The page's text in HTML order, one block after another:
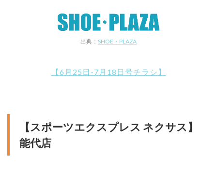
出典： SHOE・PLAZA
【6月25日-7月18日号チラシ】
【スポーツエクスプレス ネクサス】
能代店